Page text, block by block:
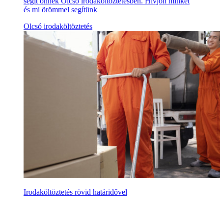
és mi örömmel segítünk
Olcsó irodaköltöztetés
Irodaköltöztetés rövid határidővel